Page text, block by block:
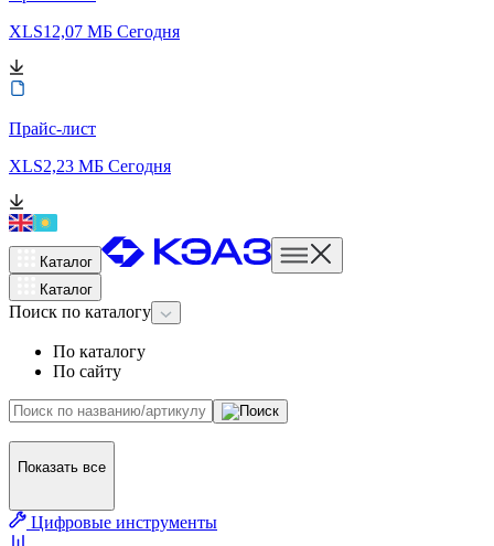
XLS12,07 МБ Сегодня
Прайс-лист
XLS2,23 МБ Сегодня
Каталог
Каталог
Поиск по каталогу
По каталогу
По сайту
Показать все
Цифровые инструменты